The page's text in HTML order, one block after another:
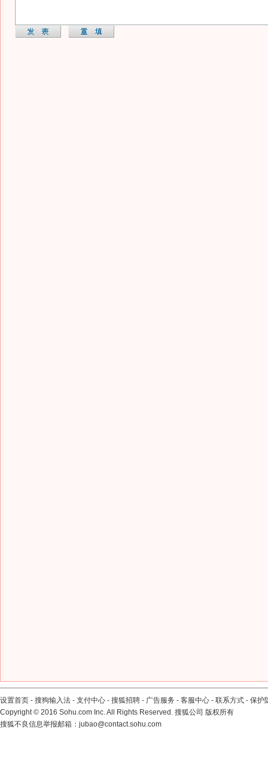
设置首页 - 搜狗输入法 - 支付中心 - 搜狐招聘 - 广告服务 - 客服中心 - 联系方式 - 保护
Copyright© 2016 Sohu.com Inc. All Rights Reserved. 搜狐公司 版权所有
搜狐不良信息举报邮箱： jubao@contact.sohu.com